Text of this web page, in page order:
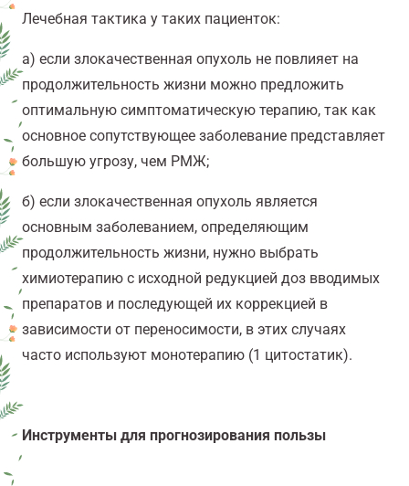
Лечебная тактика у таких пациенток:
а) если злокачественная опухоль не повлияет на
продолжительность жизни можно предложить
оптимальную симптоматическую терапию, так как
основное сопутствующее заболевание представляет
большую угрозу, чем РМЖ;
б) если злокачественная опухоль является
основным заболеванием, определяющим
продолжительность жизни, нужно выбрать
химиотерапию с исходной редукцией доз вводимых
препаратов и последующей их коррекцией в
зависимости от переносимости, в этих случаях
часто используют монотерапию (1 цитостатик).
Инструменты для прогнозирования пользы